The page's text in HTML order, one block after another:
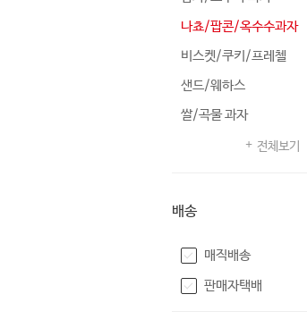
나쵸/팝콘/옥수수과자
비스켓/쿠키/프레첼
샌드/웨하스
쌀/곡물 과자
전체보기
배송
매직배송
판매자택배